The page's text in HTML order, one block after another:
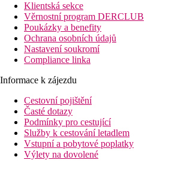
Klientská sekce
Věrnostní program DERCLUB
Poukázky a benefity
Ochrana osobních údajů
Nastavení soukromí
Compliance linka
Informace k zájezdu
Cestovní pojištění
Časté dotazy
Podmínky pro cestující
Služby k cestování letadlem
Vstupní a pobytové poplatky
Výlety na dovolené